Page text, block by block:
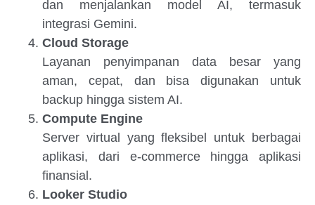
dan menjalankan model AI, termasuk
integrasi Gemini.
Cloud Storage
Layanan penyimpanan data besar yang
aman, cepat, dan bisa digunakan untuk
backup hingga sistem AI.
Compute Engine
Server virtual yang fleksibel untuk berbagai
aplikasi, dari e-commerce hingga aplikasi
finansial.
Looker Studio